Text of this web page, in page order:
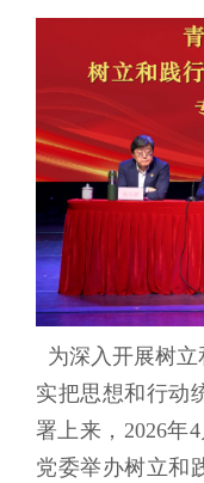
为深入开展树
实把思想和行动
署上来，2026年
党委举办树立和